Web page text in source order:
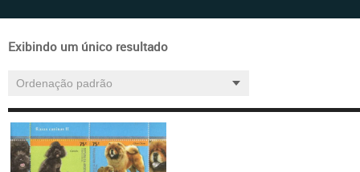
Exibindo um único resultado